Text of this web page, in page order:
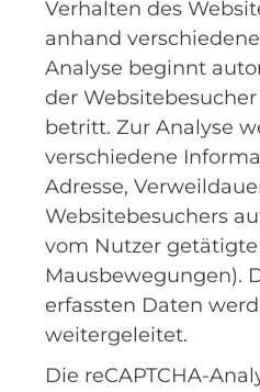
Verhalten des
anhand
Analyse beginnt
der
betritt. Zur Analyse
verschiedene
Adresse,
Websitebesuchers
vom Nutzer getätigte
Mausbewegungen).
erfassten Daten
weitergeleitet.
Die reCAPTCHA-